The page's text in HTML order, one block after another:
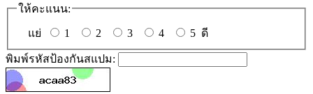
ให้คะแนน:
แย่ 1 2 3 4 5 ดี
พิมพ์รหัสป้องกันสแปม: